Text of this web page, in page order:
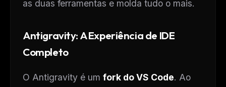
as duas ferramentas e molda tudo o mais.
Antigravity: A Experiência de IDE
Completo
O Antigravity é um fork do VS Code. Ao